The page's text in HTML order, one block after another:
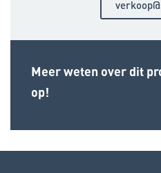
Meer weten over dit
op!